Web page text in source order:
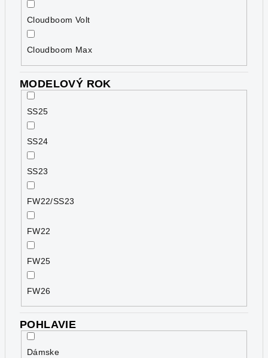
Cloudboom Volt
Cloudboom Max
MODELOVÝ ROK
SS25
SS24
SS23
FW22/SS23
FW22
FW25
FW26
POHLAVIE
Dámske